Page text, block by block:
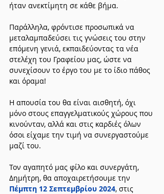
ήταν ανεκτίμητη σε κάθε βήμα.
Παράλληλα, φρόντισε προσωπικά να
μεταλαμπαδεύσει τις γνώσεις του στην
επόμενη γενιά, εκπαιδεύοντας τα νέα
στελέχη του Γραφείου μας, ώστε να
συνεχίσουν το έργο του με το ίδιο πάθος
και όραμα!
Η απουσία του θα είναι αισθητή, όχι
μόνο στους επαγγελματικούς χώρους που
κινούνταν, αλλά και στις καρδιές όλων
όσοι είχαμε την τιμή να συνεργαστούμε
μαζί του.
Τον αγαπητό μας φίλο και συνεργάτη,
Δημήτρη, θα αποχαιρετήσουμε την
Πέμπτη 12 Σεπτεμβρίου 2024, στις